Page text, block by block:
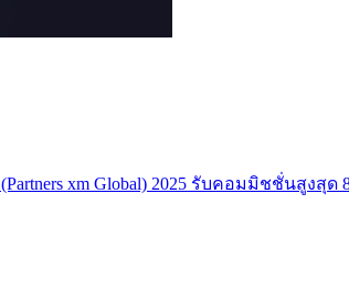
xm Global) 2025 รับคอมมิชชั่นสูงสุด